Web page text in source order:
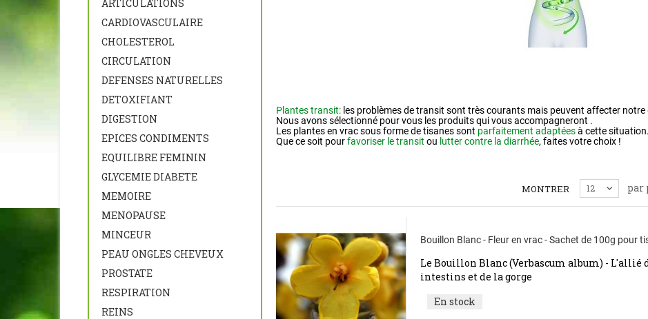
ARTICULATIONS
CARDIOVASCULAIRE
CHOLESTEROL
CIRCULATION
DEFENSES NATURELLES
DETOXIFIANT
DIGESTION
EPICES CONDIMENTS
EQUILIBRE FEMININ
GLYCEMIE DIABETE
MEMOIRE
MENOPAUSE
MINCEUR
PEAU ONGLES CHEVEUX
PROSTATE
RESPIRATION
REINS
Plantes transit:les problèmes de transit sont très courants mais peuvent affecter notre
Nous avons sélectionné pour vous les produits qui vous accompagneront .
Les plantes en vrac sous forme de tisanes sont parfaitement adaptéesà cette situation.
Que ce soit pourfavoriser le transit ou lutter contre la diarrhée, faites votre choix !
MONTRER 12 par
Bouillon Blanc - Fleur en vrac - Sachet de 100g pour
Le Bouillon Blanc (Verbascum album) - L'allié
intestins et de la gorge
En stock